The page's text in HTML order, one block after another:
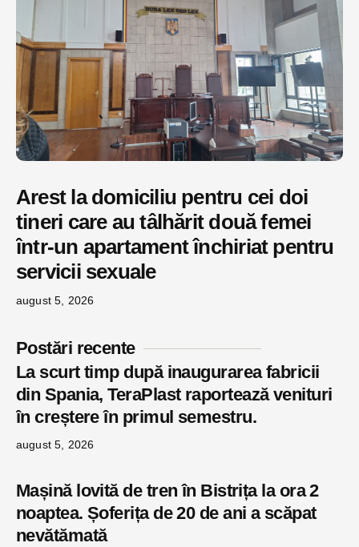
Arest la domiciliu pentru cei doi
tineri care au tâlhărit două femei
într-un apartament închiriat pentru
servicii sexuale
august 5, 2026
Postări recente
La scurt timp după inaugurarea fabricii
din Spania, TeraPlast raportează venituri
în creștere în primul semestru.
august 5, 2026
Mașină lovită de tren în Bistrița la ora 2
noaptea. Șoferița de 20 de ani a scăpat
nevătămată